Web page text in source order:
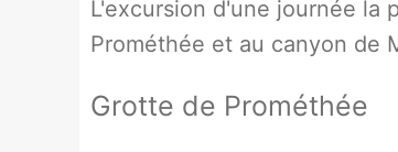
L'excursion d'une journée la
Prométhée et au canyon de
Grotte de Prométhée